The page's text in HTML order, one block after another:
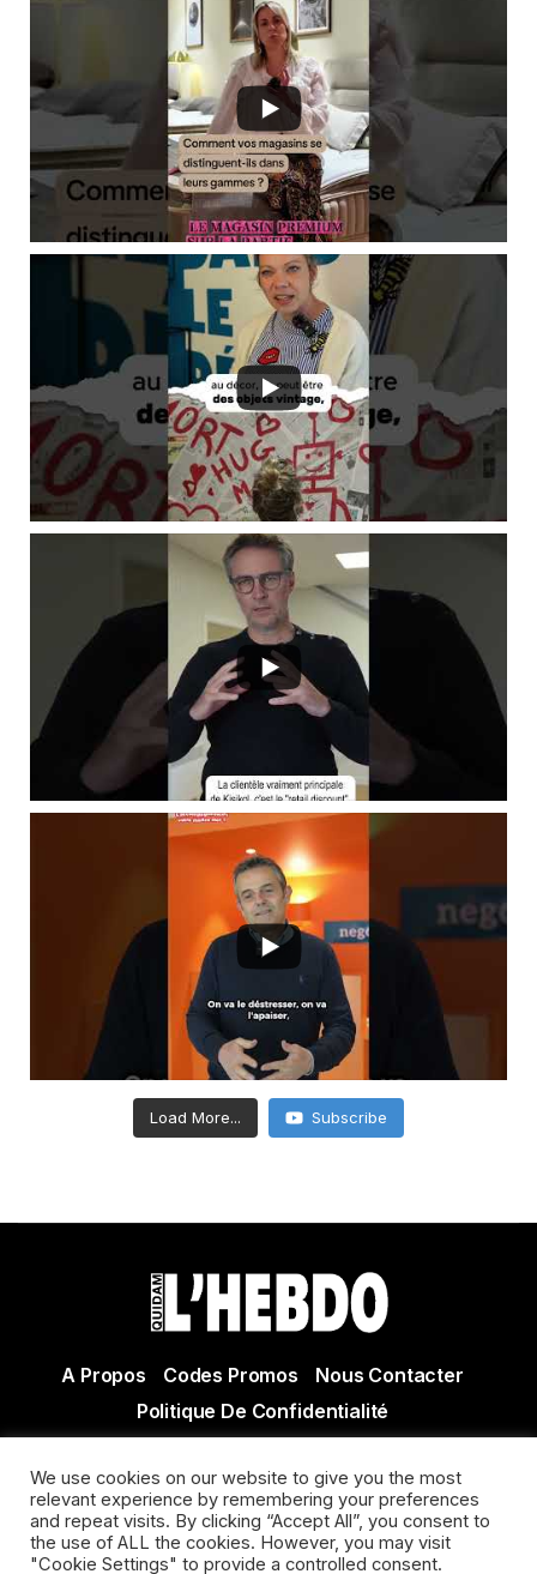
Load More... Subscribe
A Propos Codes Promos
Nous Contacter
Politique De Confidentialité
Actualité Agen - Actualité en lot et Garonne - Actualité
Villeneuve sur Lot
We use cookies on our website to give you the most
relevant experience by remembering your preferences
and repeat visits. By clicking “Accept All”, you consent to
the use of ALL the cookies. However, you may visit
"Cookie Settings" to provide a controlled consent.